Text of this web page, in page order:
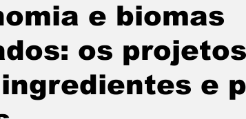
Italiana Mexicana
das Mães Dia dos
e biomas
os
e